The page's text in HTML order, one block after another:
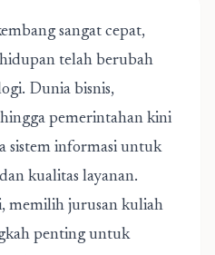
sangat cepat,
telah berubah
Dunia bisnis,
pemerintahan kini
sistem informasi untuk
kualitas layanan.
memilih jurusan kuliah
penting untuk